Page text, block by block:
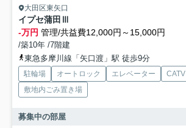
大田区東矢口
イプセ蒲田Ⅲ
-万円 管理/共益費12,000円～15,000円
/築10年 /7階建
東急多摩川線「矢口渡」駅 徒歩9分
駐輪場 オートロック エレベーター CATV
敷地内ごみ置き場
募集中の部屋